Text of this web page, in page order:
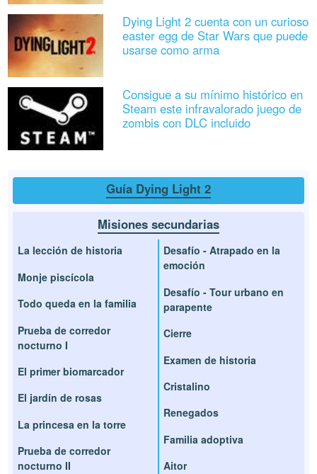
Dying Light 2 cuenta con un curioso
easter egg de Star Wars que puede
usarse como arma
Consigue a su mínimo histórico en
Steam este infravalorado juego de
zombis con DLC incluido
Guía Dying Light 2
Misiones secundarias
La lección de historia
Monje piscícola
Todo queda en la familia
Prueba de corredor
nocturno I
El primer biomarcador
El jardín de rosas
La princesa en la torre
Prueba de corredor
nocturno II
Desafío - Atrapado en la
emoción
Desafío - Tour urbano en
parapente
Cierre
Examen de historia
Cristalino
Renegados
Familia adoptiva
Aitor